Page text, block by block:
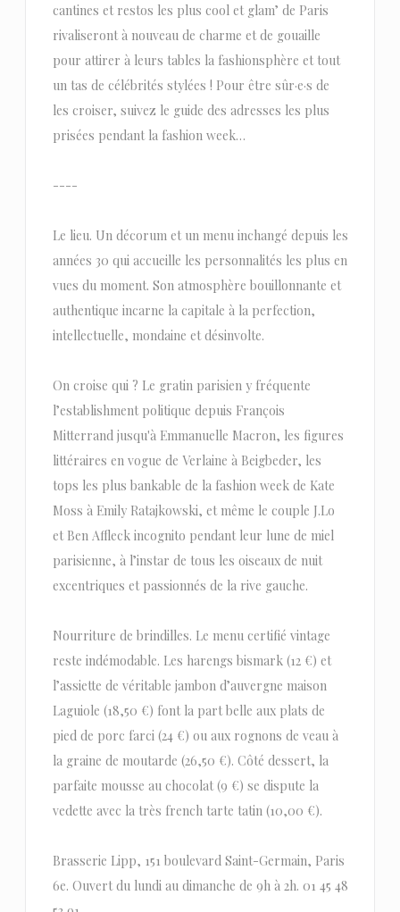
cantines et restos les plus cool et glam’ de Paris
rivaliseront à nouveau de charme et de gouaille
pour attirer à leurs tables la fashionsphère et tout
un tas de célébrités stylées ! Pour être sûr·e·s de
les croiser, suivez le guide des adresses les plus
prisées pendant la fashion week…
----
Le lieu. Un décorum et un menu inchangé depuis les
années 30 qui accueille les personnalités les plus en
vues du moment. Son atmosphère bouillonnante et
authentique incarne la capitale à la perfection,
intellectuelle, mondaine et désinvolte.
On croise qui ? Le gratin parisien y fréquente
l’establishment politique depuis François
Mitterrand jusqu'à Emmanuelle Macron, les figures
littéraires en vogue de Verlaine à Beigbeder, les
tops les plus bankable de la fashion week de Kate
Moss à Emily Ratajkowski, et même le couple J.Lo
et Ben Affleck incognito pendant leur lune de miel
parisienne, à l’instar de tous les oiseaux de nuit
excentriques et passionnés de la rive gauche.
Nourriture de brindilles. Le menu certifié vintage
reste indémodable. Les harengs bismark (12 €) et
l’assiette de véritable jambon d’auvergne maison
Laguiole (18,50 €) font la part belle aux plats de
pied de porc farci (24 €) ou aux rognons de veau à
la graine de moutarde (26,50 €). Côté dessert, la
parfaite mousse au chocolat (9 €) se dispute la
vedette avec la très french tarte tatin (10,00 €).
Brasserie Lipp, 151 boulevard Saint-Germain, Paris
6e. Ouvert du lundi au dimanche de 9h à 2h. 01 45 48